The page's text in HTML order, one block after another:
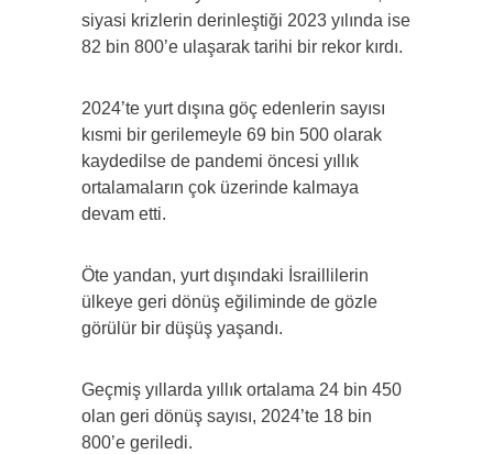
siyasi krizlerin derinleştiği 2023 yılında ise
82 bin 800’e ulaşarak tarihi bir rekor kırdı.
2024’te yurt dışına göç edenlerin sayısı
kısmi bir gerilemeyle 69 bin 500 olarak
kaydedilse de pandemi öncesi yıllık
ortalamaların çok üzerinde kalmaya
devam etti.
Öte yandan, yurt dışındaki İsraillilerin
ülkeye geri dönüş eğiliminde de gözle
görülür bir düşüş yaşandı.
Geçmiş yıllarda yıllık ortalama 24 bin 450
olan geri dönüş sayısı, 2024’te 18 bin
800’e geriledi.